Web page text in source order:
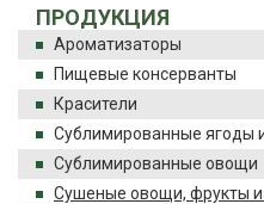
ПРОДУКЦИЯ
Ароматизаторы
Пищевые консерванты
Красители
Сублимированные ягоды
Сублимированные овощи
Сушеные овощи, фрукты и